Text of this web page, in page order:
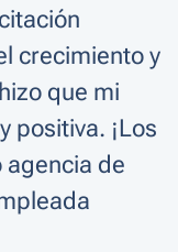
crecimiento y
que mi
positiva. ¡Los
de